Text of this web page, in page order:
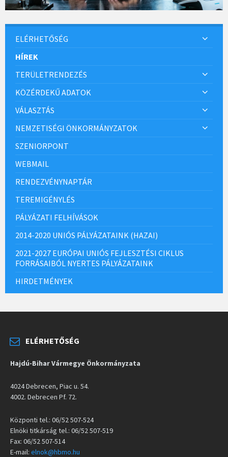
ELÉRHETŐSÉG
HÍREK
TERÜLETRENDEZÉS
KÖZÉRDEKŰ ADATOK
VÁLASZTÁS
NEMZETISÉGI ÖNKORMÁNYZATOK
SZENIORPONT
WEBMAIL
RENDEZVÉNYNAPTÁR
TEREMIGÉNYLÉS
PÁLYÁZATI FELHÍVÁSOK
2014-2020 UNIÓS PÁLYÁZATAINK (HAZAI)
2021-2027 EURÓPAI UNIÓS FEJLESZTÉSI CIKLUS
FORRÁSAIBÓL NYERTES PÁLYÁZATAINK
HIRDETMÉNYEK
ELÉRHETŐSÉG
Hajdú-Bihar Vármegye Önkormányzata
4024 Debrecen, Piac u. 54.
4002. Debrecen Pf. 72.
Központi tel.: 06/52 507-524
Elnöki titkárság tel.: 06/52 507-519
Fax: 06/52 507-514
E-mail: elnok@hbmo.hu